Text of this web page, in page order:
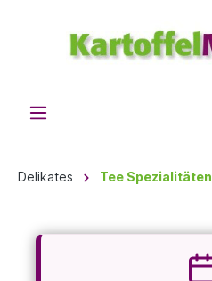
Delikates Tee Spezialitäten